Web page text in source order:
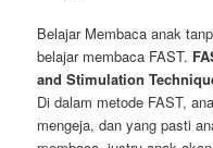
Belajar Membaca anak
belajar membaca FAST.
and Stimulation
Di dalam metode FAST,
mengeja, dan yang pasti